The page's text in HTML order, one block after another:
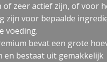
of zeer actief zijn, of voor
zijn voor bepaalde
voeding.
bevat een grote
en bestaat uit